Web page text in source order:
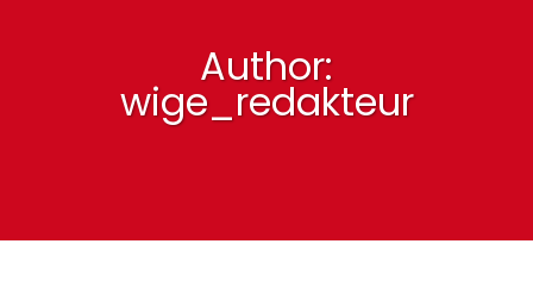
Author:
wige_redakteur